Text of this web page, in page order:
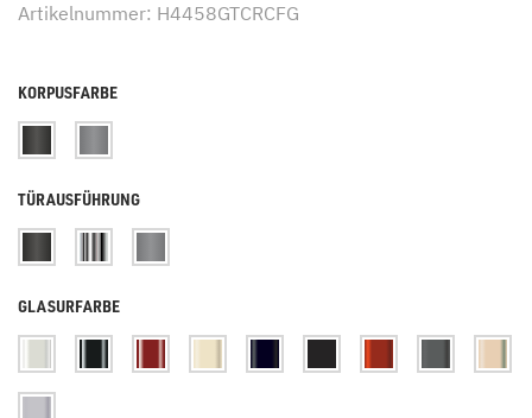
Artikelnummer: H4458GTCRCFG
KORPUSFARBE
TÜRAUSFÜHRUNG
GLASURFARBE